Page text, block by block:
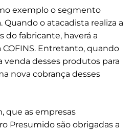
exemplo o segmento
Quando o atacadista realiza a
do fabricante, haverá a
COFINS. Entretanto, quando
venda desses produtos para
nova cobrança desses
que as empresas
Presumido são obrigadas a